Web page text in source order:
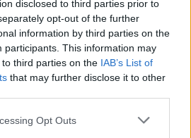
disclosed to third parties prior to
opt-out of the further
information by third parties on the
participants. This information may
third parties on the IAB’s List of
that may further disclose it to other
Opt Outs
για κορονοιό
Ευρωπαϊκή Επιτροπή
Κομισιόν